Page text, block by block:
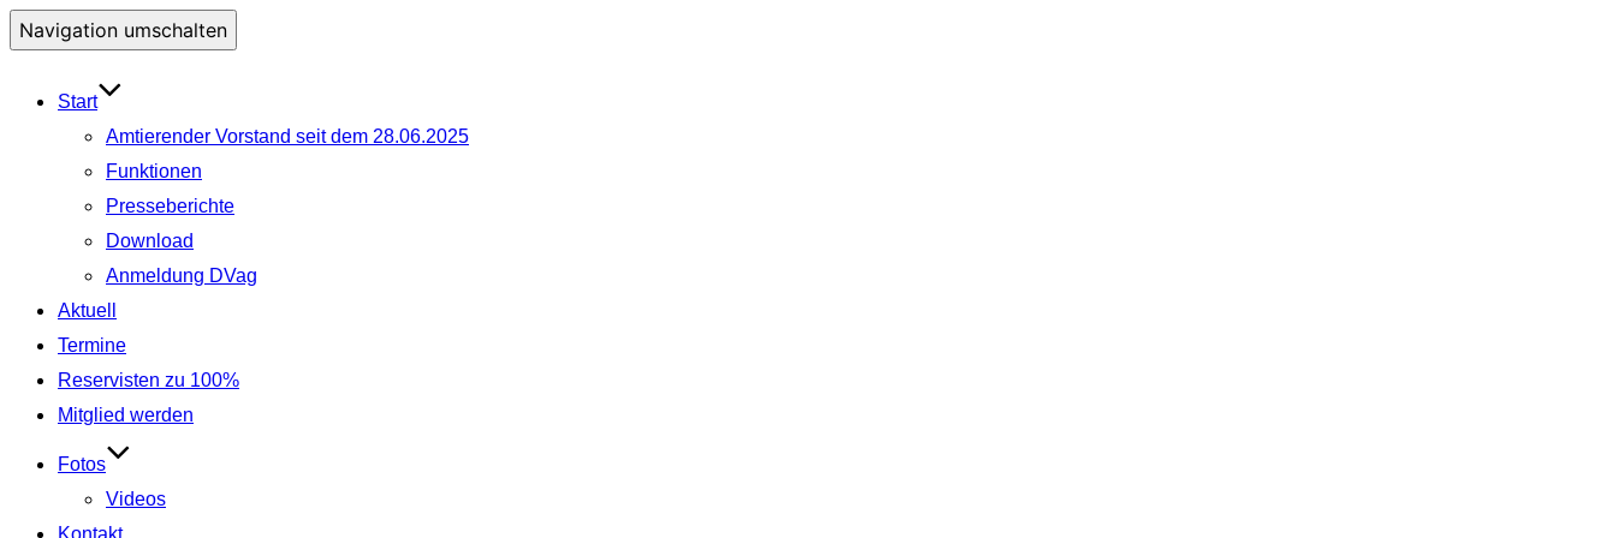
Navigation umschalten
Start
Amtierender Vorstand seit dem 28.06.2025
Funktionen
Presseberichte
Download
Anmeldung DVag
Aktuell
Termine
Reservisten zu 100%
Mitglied werden
Fotos
Videos
Kontakt